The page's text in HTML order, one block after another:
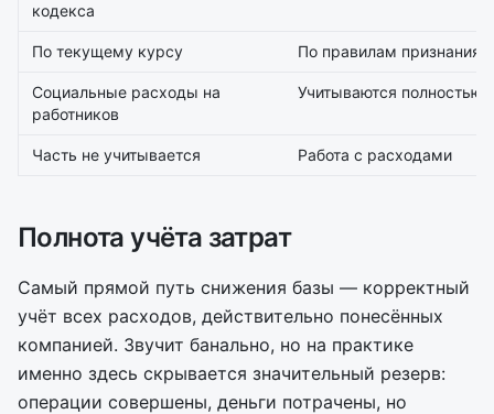
кодекса
По текущему курсу По правилам признания
Социальные расходы на
работников
Учитываются полностью
Часть не учитывается Работа с расходами
Полнота учёта затрат
Самый прямой путь снижения базы — корректный
учёт всех расходов, действительно понесённых
компанией. Звучит банально, но на практике
именно здесь скрывается значительный резерв:
операции совершены, деньги потрачены, но